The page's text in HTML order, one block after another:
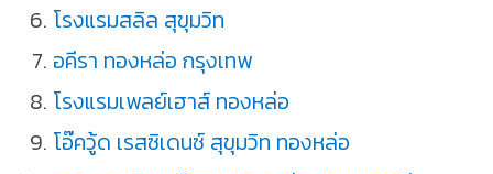
โรงแรมสลิล สุขุมวิท
อคีรา ทองหล่อ กรุงเทพ
โรงแรมเพลย์เฮาส์ ทองหล่อ
โอ๊ควู้ด เรสซิเดนซ์ สุขุมวิท ทองหล่อ